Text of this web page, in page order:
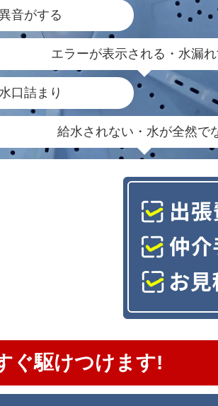
音がする
エラーが表示される・水漏
口詰まり
給水されない・水が全然で
ぐ駆けつけます!